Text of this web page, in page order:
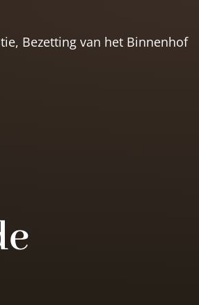
Bezetting van het Binnenhof